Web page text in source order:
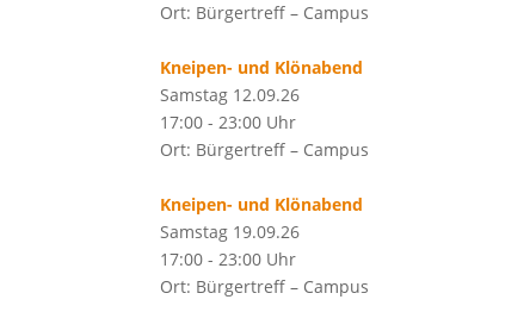
Ort: Bürgertreff – Campus
Kneipen- und Klönabend
Samstag 12.09.26
17:00 - 23:00 Uhr
Ort: Bürgertreff – Campus
Kneipen- und Klönabend
Samstag 19.09.26
17:00 - 23:00 Uhr
Ort: Bürgertreff – Campus